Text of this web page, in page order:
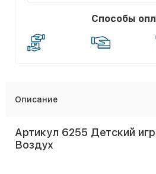
Способы
Описание
Артикул 6255 Детский
Воздух